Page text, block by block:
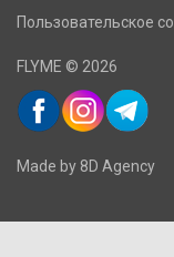
Пользовательское
FLYME © 2026
Made by 8D Agency